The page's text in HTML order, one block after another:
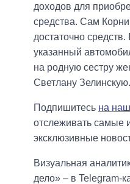
доходов для
средства. Сам
достаточно
указанный
на родную сестру
Светлану Зелинскую.
Подпишитесь на
отслеживать самые
эксклюзивные
Визуальная
дело» – в Telegram-